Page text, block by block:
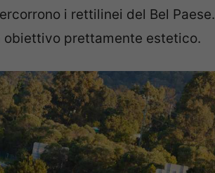
i rettilinei del Bel Paese.
obiettivo prettamente estetico.